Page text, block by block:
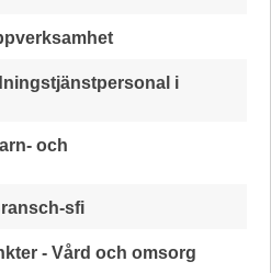
i
och
sfi
- Vård och omsorg